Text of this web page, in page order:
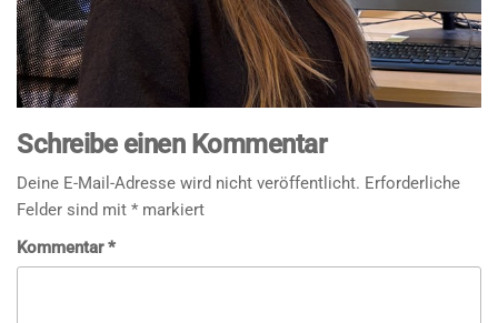
Schreibe einen Kommentar
Deine E-Mail-Adresse wird nicht veröffentlicht. Erforderliche
Felder sind mit * markiert
Kommentar*